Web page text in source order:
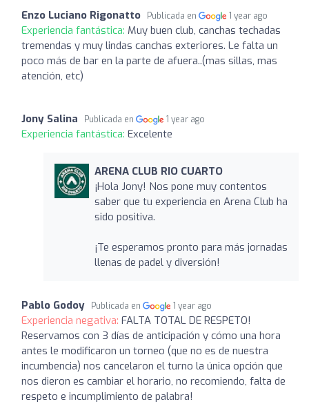
Enzo Luciano Rigonatto Publicada en 1 year ago
Experiencia fantástica: Muy buen club, canchas techadas
tremendas y muy lindas canchas exteriores. Le falta un
poco más de bar en la parte de afuera..(mas sillas, mas
atención, etc)
Jony Salina Publicada en 1 year ago
Experiencia fantástica: Excelente
ARENA CLUB RIO CUARTO
¡Hola Jony! Nos pone muy contentos
saber que tu experiencia en Arena Club ha
sido positiva.
¡Te esperamos pronto para más jornadas
llenas de padel y diversión!
Pablo Godoy Publicada en 1 year ago
Experiencia negativa: FALTA TOTAL DE RESPETO!
Reservamos con 3 días de anticipación y cómo una hora
antes le modificaron un torneo (que no es de nuestra
incumbencia) nos cancelaron el turno la única opción que
nos dieron es cambiar el horario, no recomiendo, falta de
respeto e incumplimiento de palabra!